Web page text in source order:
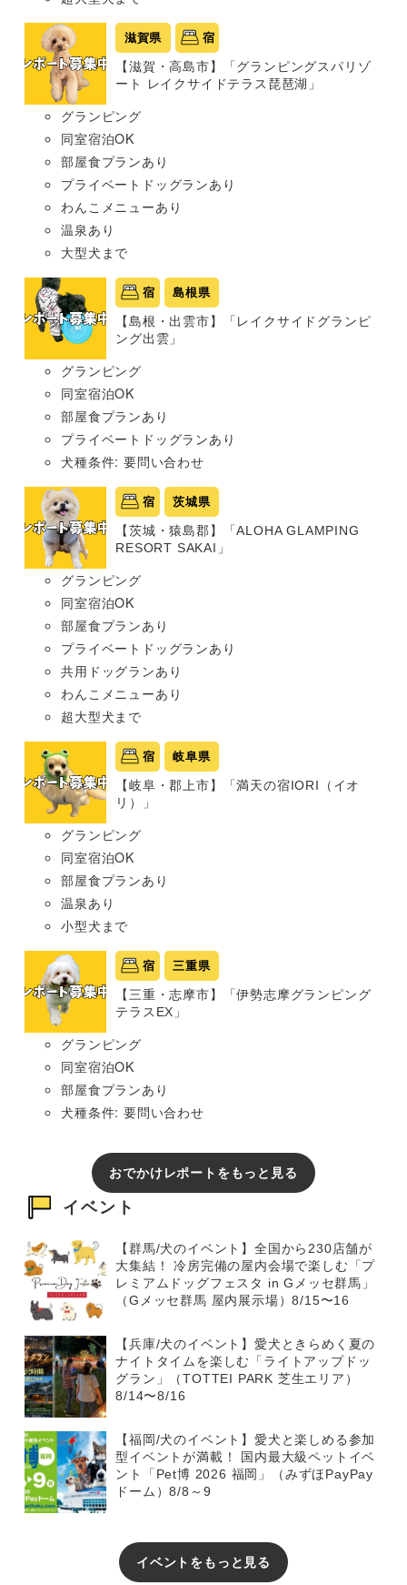
滋賀県 宿
【滋賀・高島市】「グランピングスパリゾ
ート レイクサイドテラス琵琶湖」
グランピング
同室宿泊OK
部屋食プランあり
プライベートドッグランあり
わんこメニューあり
温泉あり
大型犬まで
宿 島根県
【島根・出雲市】「レイクサイドグランピ
ング出雲」
グランピング
同室宿泊OK
部屋食プランあり
プライベートドッグランあり
犬種条件: 要問い合わせ
宿 茨城県
【茨城・猿島郡】「ALOHA GLAMPING
RESORT SAKAI」
グランピング
同室宿泊OK
部屋食プランあり
プライベートドッグランあり
共用ドッグランあり
わんこメニューあり
超大型犬まで
宿 岐阜県
【岐阜・郡上市】「満天の宿IORI（イオ
リ）」
グランピング
同室宿泊OK
部屋食プランあり
温泉あり
小型犬まで
宿 三重県
【三重・志摩市】「伊勢志摩グランピング
テラスEX」
グランピング
同室宿泊OK
部屋食プランあり
犬種条件: 要問い合わせ
おでかけレポートをもっと見る
イベント
【群馬/犬のイベント】全国から230店舗が
大集結！ 冷房完備の屋内会場で楽しむ「プ
レミアムドッグフェスタ in Gメッセ群馬」
（Gメッセ群馬 屋内展示場）8/15〜16
【兵庫/犬のイベント】愛犬ときらめく夏の
ナイトタイムを楽しむ「ライトアップドッ
グラン」（TOTTEI PARK 芝生エリア）
8/14〜8/16
【福岡/犬のイベント】愛犬と楽しめる参加
型イベントが満載！ 国内最大級ペットイベ
ント「Pet博 2026 福岡」（みずほPayPay
ドーム）8/8～9
イベントをもっと見る